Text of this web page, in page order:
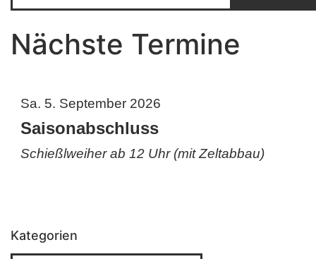
Nächste Termine
Sa. 5. September 2026
Saisonabschluss
Schießlweiher ab 12 Uhr (mit Zeltabbau)
Kategorien